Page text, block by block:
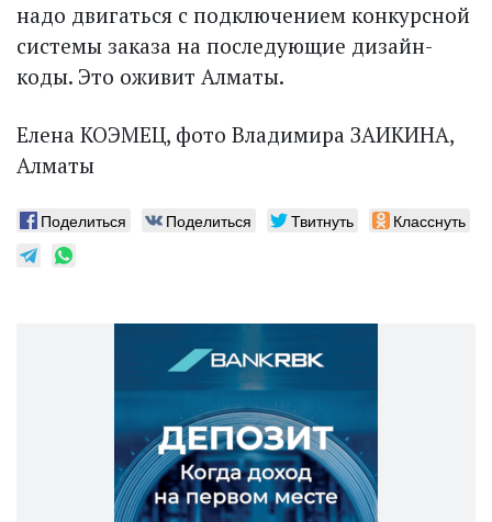
надо двигаться с подключением конкурсной
системы заказа на последующие дизайн-
коды. Это оживит Алматы.
Елена КОЭМЕЦ, фото Владимира ЗАИКИНА,
Алматы
Поделиться Поделиться Твитнуть Класснуть